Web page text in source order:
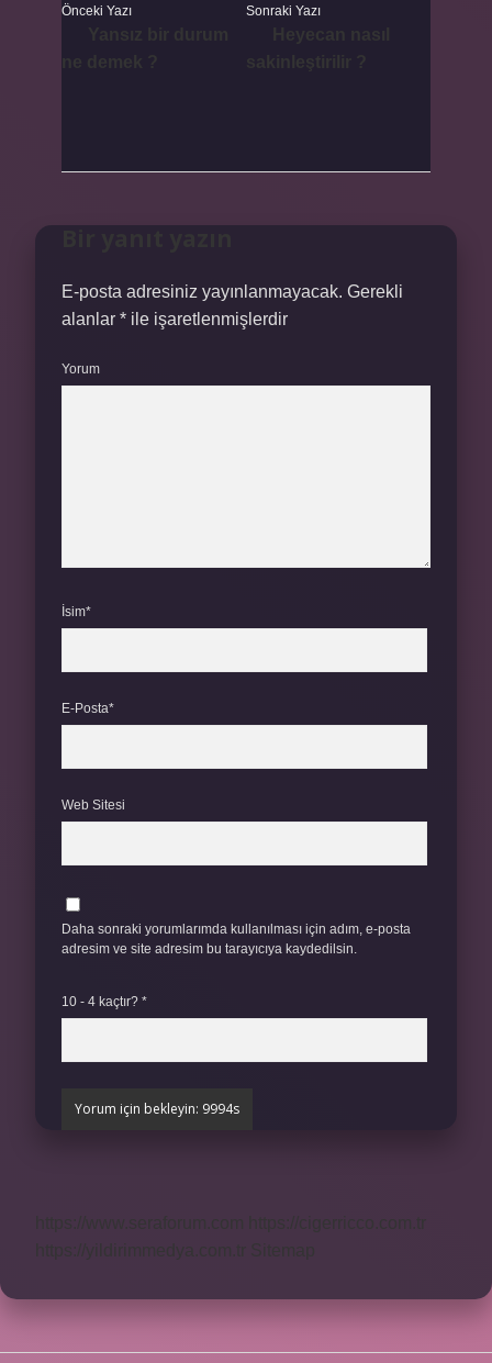
Önceki Yazı Sonraki Yazı
E-posta adresiniz yayınlanmayacak. Gerekli
alanlar * ile işaretlenmişlerdir
Yorum
İsim*
E-Posta*
Web Sitesi
Daha sonraki yorumlarımda kullanılması için adım, e-posta
adresim ve site adresim bu tarayıcıya kaydedilsin.
10 - 4 kaçtır? *